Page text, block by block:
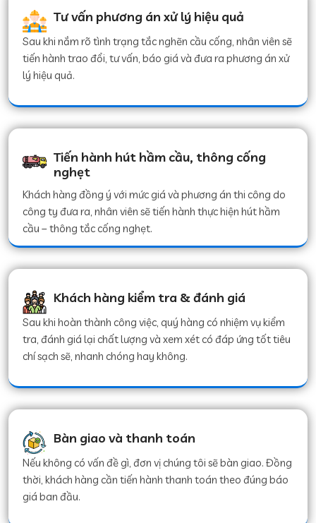
Tư vấn phương án xử lý hiệu quả
Sau khi nắm rõ tình trạng tắc nghẽn cầu cống, nhân viên sẽ
tiến hành trao đổi, tư vấn, báo giá và đưa ra phương án xử
lý hiệu quả.
Tiến hành hút hầm cầu, thông cống
nghẹt
Khách hàng đồng ý với mức giá và phương án thi công do
công ty đưa ra, nhân viên sẽ tiến hành thực hiện hút hầm
cầu – thông tắc cống nghẹt.
Khách hàng kiểm tra & đánh giá
Sau khi hoàn thành công việc, quý hàng có nhiệm vụ kiểm
tra, đánh giá lại chất lượng và xem xét có đáp ứng tốt tiêu
chí sạch sẽ, nhanh chóng hay không.
Bàn giao và thanh toán
Nếu không có vấn đề gì, đơn vị chúng tôi sẽ bàn giao. Đồng
thời, khách hàng cần tiến hành thanh toán theo đúng báo
giá ban đầu.